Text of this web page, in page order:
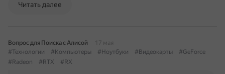
Читать далее
Вопрос для Поиска с Алисой
17 мая
#Технологии
#Компьютеры #Ноутбуки #Видеокарты
#GeForce
#Radeon
#RTX #RX